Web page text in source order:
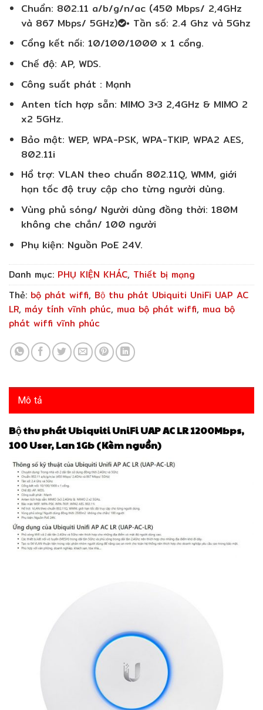
Chuẩn: 802.11 a/b/g/n/ac (450 Mbps/ 2,4GHz
và 867 Mbps/ 5GHz) • Tần số: 2.4 Ghz và 5Ghz
Cổng kết nối: 10/100/1000 x 1 cổng.
Chế độ: AP, WDS.
Công suất phát : Mạnh
Anten tích hợp sẵn: MIMO 3×3 2,4GHz & MIMO 2
x2 5GHz.
Bảo mật: WEP, WPA-PSK, WPA-TKIP, WPA2 AES,
802.11i
Hổ trợ: VLAN theo chuẩn 802.11Q, WMM, giới
hạn tốc độ truy cập cho từng người dùng.
Vùng phủ sóng/ Người dùng đồng thời: 180M
không che chắn/ 100 người
Phụ kiện: Nguồn PoE 24V.
Danh mục: PHỤ KIỆN KHÁC, Thiết bị mạng
Thẻ: bộ phát wiffi, Bộ thu phát Ubiquiti UniFi UAP AC
LR, máy tính vĩnh phúc, mua bộ phát wiffi, mua bộ
phát wiffi vĩnh phúc
Mô tả
Bộ thu phát Ubiquiti UniFi UAP AC LR 1200Mbps,
100 User, Lan 1Gb (Kèm nguồn)